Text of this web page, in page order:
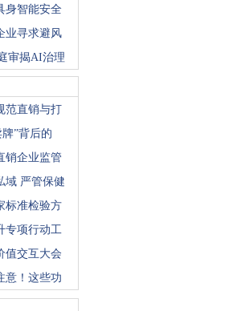
智能安全
寻求避风
审揭AI治理
范直销与打
”背后的
销企业监管
域 严管保健
标准检验方
专项行动工
值交互大会
意！这些功